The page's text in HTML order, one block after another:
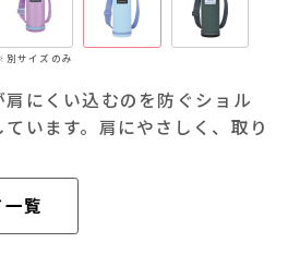
別サイズのみ
にくい込むのを防ぐショル
います。肩にやさしく、取り
覧